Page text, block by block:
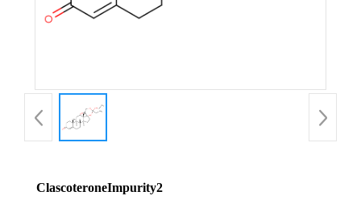
书
ClascoteroneImpurity2